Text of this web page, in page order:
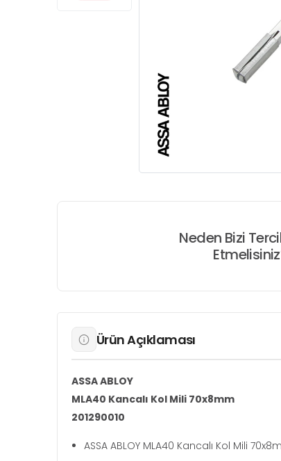
Neden Bizi
Ürün Açıklaması
ASSA ABLOY
MLA40 Kancalı Kol Mili 70x8mm
201290010
ASSA ABLOY MLA40 Kancalı Kol Mili